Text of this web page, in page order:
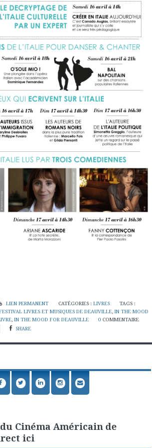
LIEN PERMANENT CATÉGORIES :LIVRES
TAGS :
LIVRES ET MUSIQUES DE DEAUVILLE, IN THE MOOD
, IN THE MOOD FOR DEAUVILLE 0 COMMENTAIRE
SHARE
Cinéma Américain de
ici